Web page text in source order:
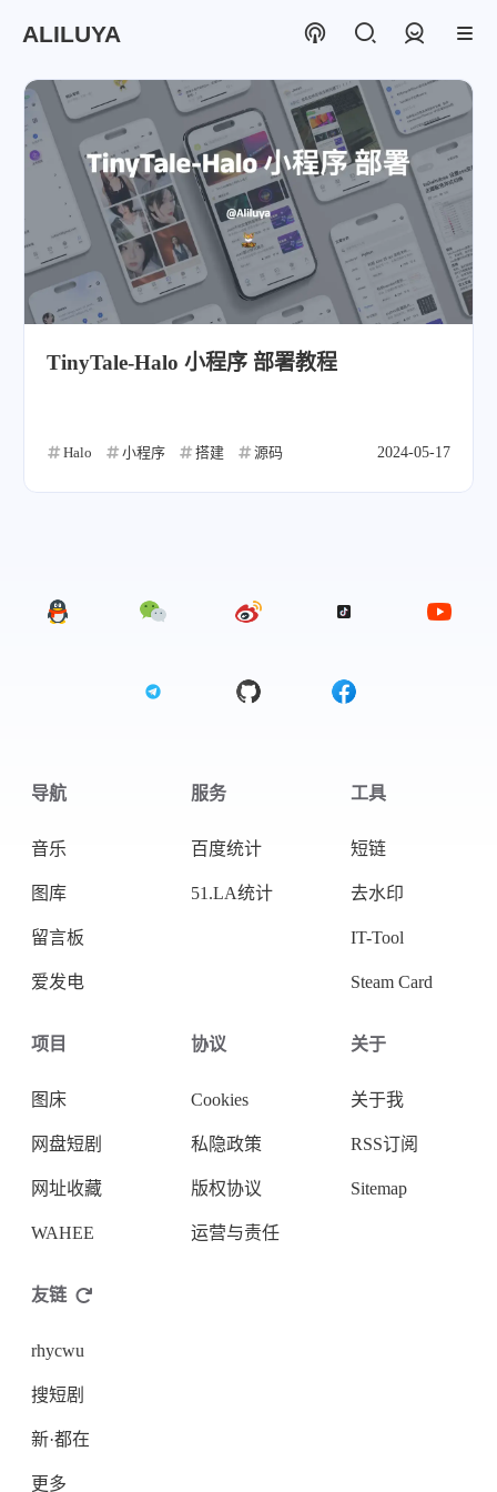
支付宝
ALILUYA
登录
TinyTale-Halo 小程序 部署教程
Halo 小程序 搭建 源码 2024-05-17
导航
音乐
图库
留言板
爱发电
服务
百度统计
51.LA统计
工具
短链
去水印
IT-Tool
Steam Card
项目
图床
网盘短剧
网址收藏
WAHEE
协议
Cookies
私隐政策
版权协议
运营与责任
关于
关于我
RSS订阅
Sitemap
友链
rhycwu
搜短剧
新·都在
更多